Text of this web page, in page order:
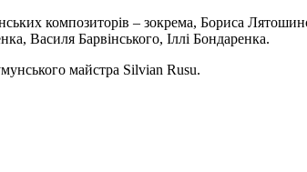
композиторів – зокрема, Бориса
Василя Барвінського, Іллі Бондаренка.
майстра Silvian Rusu.